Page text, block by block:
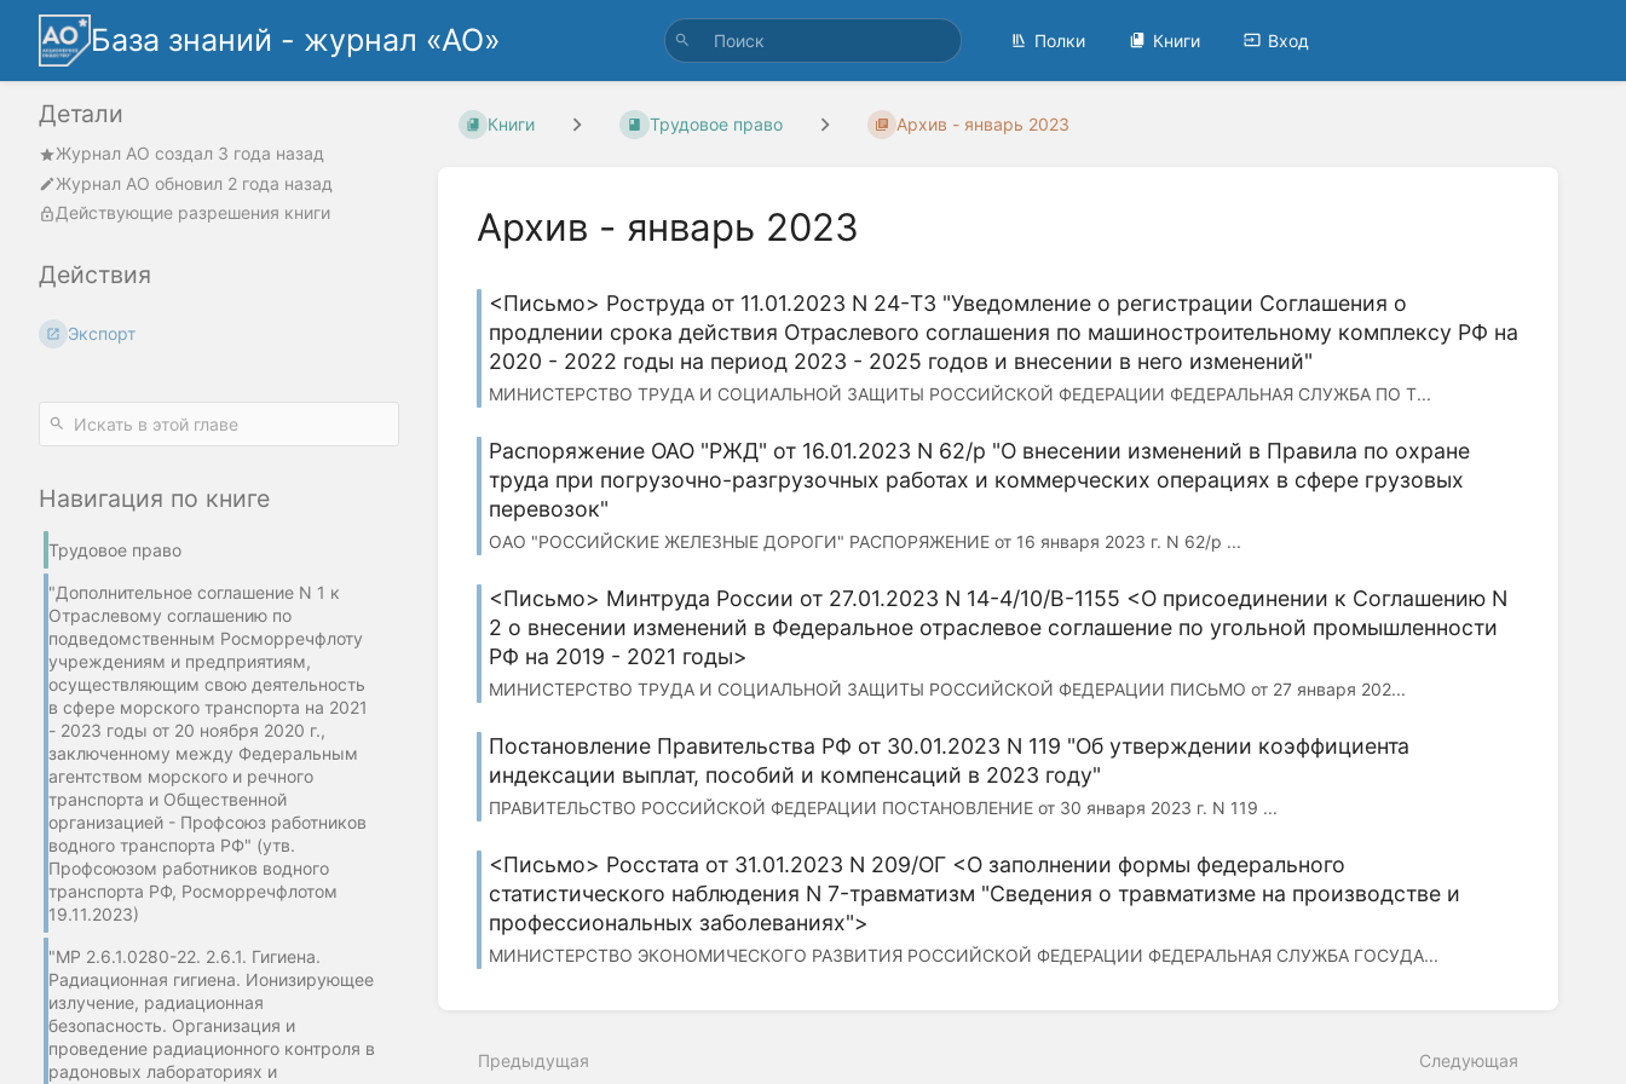
База знаний - журнал «АО» Полки Книги Вход
Детали
Журнал АО создал 3 года назад
Журнал АО обновил 2 года назад
Действующие разрешения книги
Действия
Экспорт
Навигация по книге
Трудовое право
"Дополнительное соглашение N 1 к
Отраслевому соглашению по
подведомственным Росморречфлоту
учреждениям и предприятиям,
осуществляющим свою деятельность
в сфере морского транспорта на 2021
- 2023 годы от 20 ноября 2020 г.,
заключенному между Федеральным
агентством морского и речного
транспорта и Общественной
организацией - Профсоюз работников
водного транспорта РФ" (утв.
Профсоюзом работников водного
транспорта РФ, Росморречфлотом
19.11.2023)
"МР 2.6.1.0280-22. 2.6.1. Гигиена.
Радиационная гигиена. Ионизирующее
излучение, радиационная
безопасность. Организация и
проведение радиационного контроля в
радоновых лабораториях и
Книги Трудовое право Архив - январь 2023
Архив - январь 2023
<Письмо> Роструда от 11.01.2023 N 24-ТЗ "Уведомление о регистрации Соглашения о
продлении срока действия Отраслевого соглашения по машиностроительному комплексу РФ на
2020 - 2022 годы на период 2023 - 2025 годов и внесении в него изменений"
МИНИСТЕРСТВО ТРУДА И СОЦИАЛЬНОЙ ЗАЩИТЫ РОССИЙСКОЙ ФЕДЕРАЦИИ ФЕДЕРАЛЬНАЯ СЛУЖБА ПО Т...
Распоряжение ОАО "РЖД" от 16.01.2023 N 62/р "О внесении изменений в Правила по охране
труда при погрузочно-разгрузочных работах и коммерческих операциях в сфере грузовых
перевозок"
ОАО "РОССИЙСКИЕ ЖЕЛЕЗНЫЕ ДОРОГИ" РАСПОРЯЖЕНИЕ от 16 января 2023 г. N 62/р ...
<Письмо> Минтруда России от 27.01.2023 N 14-4/10/В-1155 <О присоединении к Соглашению N
2 о внесении изменений в Федеральное отраслевое соглашение по угольной промышленности
РФ на 2019 - 2021 годы>
МИНИСТЕРСТВО ТРУДА И СОЦИАЛЬНОЙ ЗАЩИТЫ РОССИЙСКОЙ ФЕДЕРАЦИИ ПИСЬМО от 27 января 202...
Постановление Правительства РФ от 30.01.2023 N 119 "Об утверждении коэффициента
индексации выплат, пособий и компенсаций в 2023 году"
ПРАВИТЕЛЬСТВО РОССИЙСКОЙ ФЕДЕРАЦИИ ПОСТАНОВЛЕНИЕ от 30 января 2023 г. N 119 ...
<Письмо> Росстата от 31.01.2023 N 209/ОГ <О заполнении формы федерального
статистического наблюдения N 7-травматизм "Сведения о травматизме на производстве и
профессиональных заболеваниях">
МИНИСТЕРСТВО ЭКОНОМИЧЕСКОГО РАЗВИТИЯ РОССИЙСКОЙ ФЕДЕРАЦИИ ФЕДЕРАЛЬНАЯ СЛУЖБА ГОСУДА...
Предыдущая Следующая